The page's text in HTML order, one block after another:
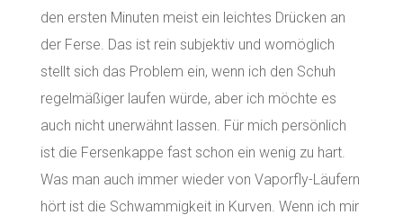
den ersten Minuten meist ein leichtes Drücken an
der Ferse. Das ist rein subjektiv und womöglich
stellt sich das Problem ein, wenn ich den Schuh
regelmäßiger laufen würde, aber ich möchte es
auch nicht unerwähnt lassen. Für mich persönlich
ist die Fersenkappe fast schon ein wenig zu hart.
Was man auch immer wieder von Vaporfly-Läufern
hört ist die Schwammigkeit in Kurven. Wenn ich mir